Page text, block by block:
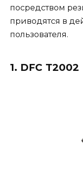
посредством
приводятся в
пользователя.
1. DFC T2002